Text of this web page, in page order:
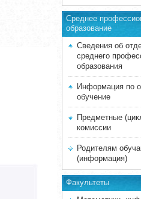
Среднее
образование
Сведения об
среднего
образования
Информация по
обучение
Предметные
комиссии
Родителям
(информация)
Факультеты